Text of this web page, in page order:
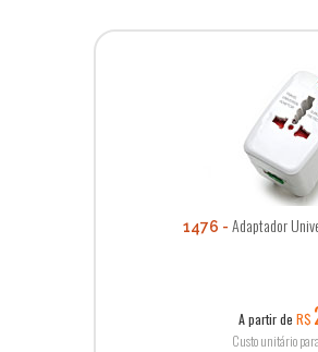
1476 Adaptador
A partir deR$
Custo unitário